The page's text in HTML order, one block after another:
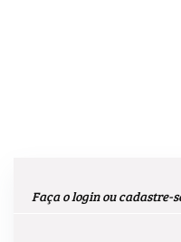
Faça o login ou cadastre-